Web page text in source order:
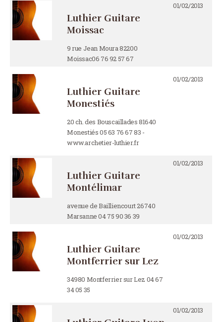
Luthier Guitare
Moissac
9 rue Jean Moura 82200
Moissac06 76 92 57 67
01/02/2013
Luthier Guitare
Monestiés
20 ch. des Bouscaillades 81640
Monestiés 05 63 76 67 83 -
www.archetier-luthier.fr
01/02/2013
Luthier Guitare
Montélimar
avenue de Bailliencourt 26740
Marsanne 04 75 90 36 39
01/02/2013
Luthier Guitare
Montferrier sur Lez
34980 Montferrier sur Lez 04 67
34 05 35
01/02/2013
01/02/2013